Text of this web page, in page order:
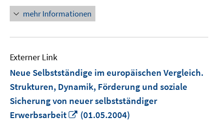
mehr Informationen
Externer Link
Neue Selbstständige im europäischen Vergleich.
Strukturen, Dynamik, Förderung und soziale
Sicherung von neuer selbstständiger
Erwerbsarbeit
In
(01.05.2004)